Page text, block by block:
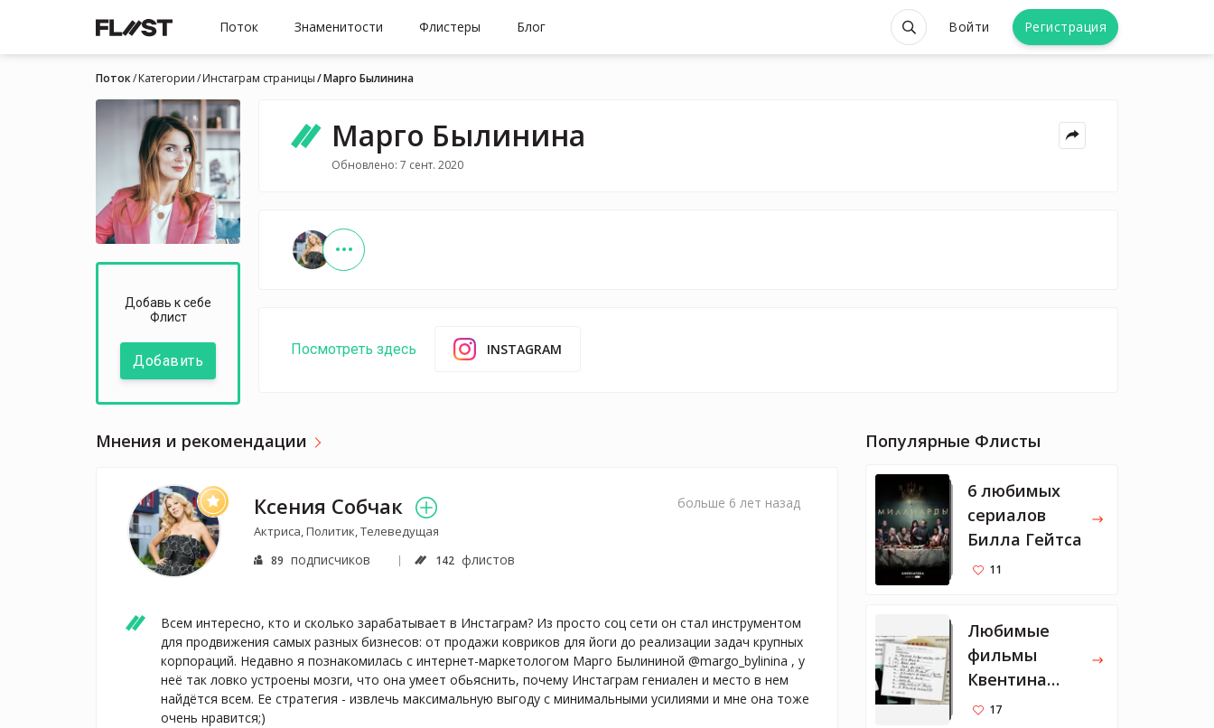
Поток Знаменитости Флистеры Блог Войти Регистрация
Поток Категории Инстаграм страницы Марго Былинина
Добавь к себе
Флист
Добавить
Марго Былинина
Обновлено: 7 сент. 2020
Посмотреть здесь INSTAGRAM
Мнения и рекомендации
Ксения Собчак
Актриса, Политик, Телеведущая
89 подписчиков 142 флистов
больше 6 лет назад
Всем интересно, кто и сколько зарабатывает в Инстаграм? Из просто соц сети он стал инструментом
для продвижения самых разных бизнесов: от продажи ковриков для йоги до реализации задач крупных
корпораций. Недавно я познакомилась с интернет-маркетологом Марго Былининой @margo_bylinina , у
неё так ловко устроены мозги, что она умеет обьяснить, почему Инстаграм гениален и место в нем
найдётся всем. Ее стратегия - извлечь максимальную выгоду с минимальными усилиями и мне она тоже
очень нравится;)
Популярные Флисты
6 любимых
сериалов
Билла Гейтса
11
Любимые
фильмы
Квентина
Тарантино
17